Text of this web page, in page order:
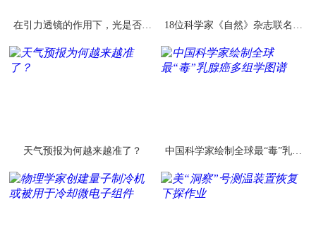
在引力透镜的作用下，光是否会
18位科学家《自然》杂志联名呼
床应用
天气预报为何越来越准了？
中国科学家绘制全球最“毒”乳腺